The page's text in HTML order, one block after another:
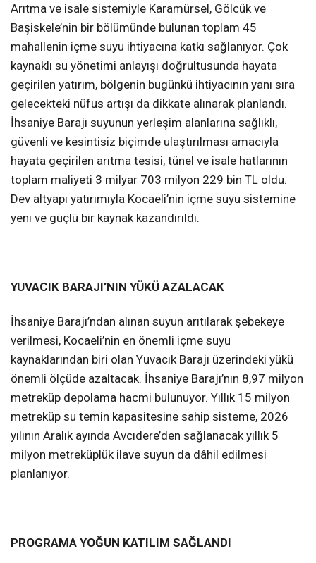
Arıtma ve isale sistemiyle Karamürsel, Gölcük ve
Başiskele’nin bir bölümünde bulunan toplam 45
mahallenin içme suyu ihtiyacına katkı sağlanıyor. Çok
kaynaklı su yönetimi anlayışı doğrultusunda hayata
geçirilen yatırım, bölgenin bugünkü ihtiyacının yanı sıra
gelecekteki nüfus artışı da dikkate alınarak planlandı.
İhsaniye Barajı suyunun yerleşim alanlarına sağlıklı,
güvenli ve kesintisiz biçimde ulaştırılması amacıyla
hayata geçirilen arıtma tesisi, tünel ve isale hatlarının
toplam maliyeti 3 milyar 703 milyon 229 bin TL oldu.
Dev altyapı yatırımıyla Kocaeli’nin içme suyu sistemine
yeni ve güçlü bir kaynak kazandırıldı.
YUVACIK BARAJI’NIN YÜKÜ AZALACAK
İhsaniye Barajı’ndan alınan suyun arıtılarak şebekeye
verilmesi, Kocaeli’nin en önemli içme suyu
kaynaklarından biri olan Yuvacık Barajı üzerindeki yükü
önemli ölçüde azaltacak. İhsaniye Barajı’nın 8,97 milyon
metreküp depolama hacmi bulunuyor. Yıllık 15 milyon
metreküp su temin kapasitesine sahip sisteme, 2026
yılının Aralık ayında Avcıdere’den sağlanacak yıllık 5
milyon metreküplük ilave suyun da dâhil edilmesi
planlanıyor.
PROGRAMA YOĞUN KATILIM SAĞLANDI